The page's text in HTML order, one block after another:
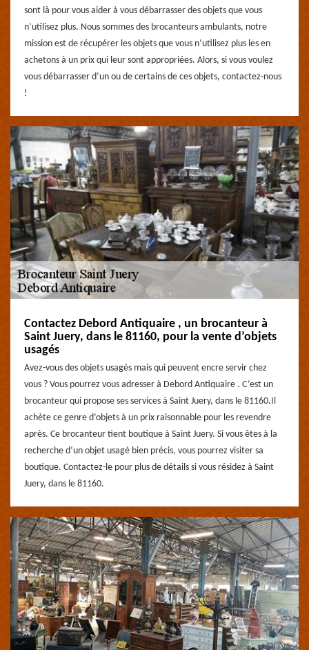
sont là pour vous aider à vous débarrasser des objets que vous
n’utilisez plus. Nous sommes des brocanteurs ambulants, notre
mission est de récupérer les objets que vous n’utilisez plus les en
achetons à un prix qui leur sont appropriées. Alors, si vous voulez
vous débarrasser d’un ou de certains de ces objets, contactez-nous
!
Contactez Debord Antiquaire , un brocanteur à
Saint Juery, dans le 81160, pour la vente d’objets
usagés
Avez-vous des objets usagés mais qui peuvent encre servir chez
vous ? Vous pourrez vous adresser à Debord Antiquaire . C’est un
brocanteur qui propose ses services à Saint Juery, dans le 81160.Il
achète ce genre d’objets à un prix raisonnable pour les revendre
après. Ce brocanteur tient boutique à Saint Juery. Si vous êtes à la
recherche d’un objet usagé bien précis, vous pourrez visiter sa
boutique. Contactez-le pour plus de détails si vous résidez à Saint
Juery, dans le 81160.